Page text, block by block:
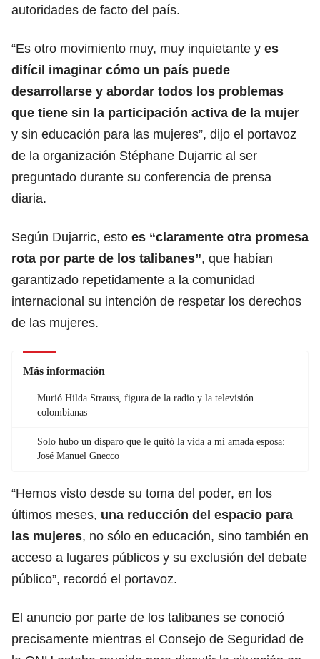
autoridades de facto del país.
“Es otro movimiento muy, muy inquietante y es
difícil imaginar cómo un país puede
desarrollarse y abordar todos los problemas
que tiene sin la participación activa de la mujer
y sin educación para las mujeres”, dijo el portavoz
de la organización Stéphane Dujarric al ser
preguntado durante su conferencia de prensa
diaria.
Según Dujarric, esto es “claramente otra promesa
rota por parte de los talibanes”, que habían
garantizado repetidamente a la comunidad
internacional su intención de respetar los derechos
de las mujeres.
Más información
Murió Hilda Strauss, figura de la radio y la televisión
colombianas
Solo hubo un disparo que le quitó la vida a mi amada esposa:
José Manuel Gnecco
“Hemos visto desde su toma del poder, en los
últimos meses, una reducción del espacio para
las mujeres, no sólo en educación, sino también en
acceso a lugares públicos y su exclusión del debate
público”, recordó el portavoz.
El anuncio por parte de los talibanes se conoció
precisamente mientras el Consejo de Seguridad de